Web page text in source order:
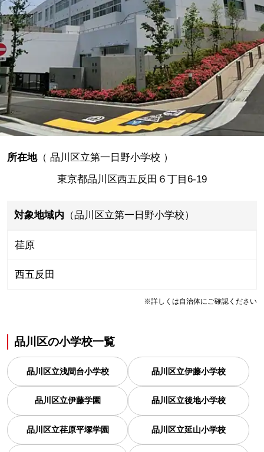
所在地（ 品川区立第一日野小学校 ）
東京都品川区西五反田６丁目6-19
対象地域内 （品川区立第一日野小学校）
荏原
西五反田
※詳しくは自治体にご確認ください
品川区の小学校一覧
品川区立浅間台小学校 品川区立伊藤小学校
品川区立伊藤学園 品川区立後地小学校
品川区立荏原平塚学園 品川区立延山小学校